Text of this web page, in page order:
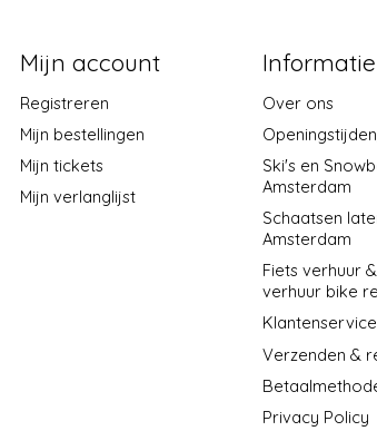
Mijn account
Registreren
Mijn bestellingen
Mijn tickets
Mijn verlanglijst
Informatie
Over ons
Ski's en
Amsterdam
Schaatsen
Amsterdam
Fiets verhuur
verhuur bike
Klantenservice
Verzenden &
Privacy Policy